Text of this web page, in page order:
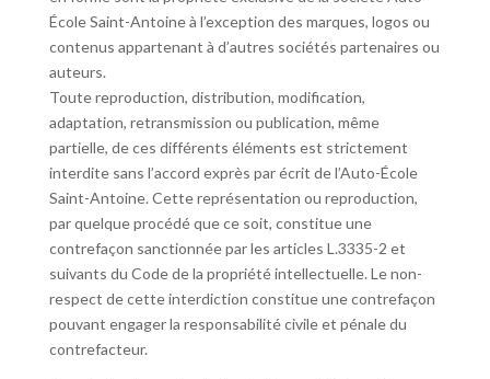
École Saint-Antoine à l’exception des marques, logos ou
contenus appartenant à d’autres sociétés partenaires ou
auteurs.
Toute reproduction, distribution, modification,
adaptation, retransmission ou publication, même
partielle, de ces différents éléments est strictement
interdite sans l’accord exprès par écrit de l’Auto-École
Saint-Antoine. Cette représentation ou reproduction,
par quelque procédé que ce soit, constitue une
contrefaçon sanctionnée par les articles L.3335-2 et
suivants du Code de la propriété intellectuelle. Le non-
respect de cette interdiction constitue une contrefaçon
pouvant engager la responsabilité civile et pénale du
contrefacteur.